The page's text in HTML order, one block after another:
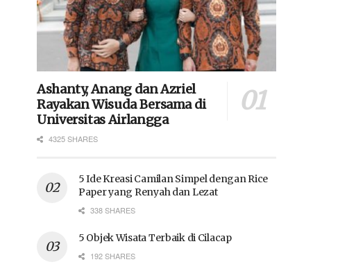
Ashanty, Anang dan Azriel
Rayakan Wisuda Bersama di
Universitas Airlangga
4325 SHARES
5 Ide Kreasi Camilan Simpel dengan Rice
Paper yang Renyah dan Lezat
338 SHARES
5 Objek Wisata Terbaik di Cilacap
192 SHARES